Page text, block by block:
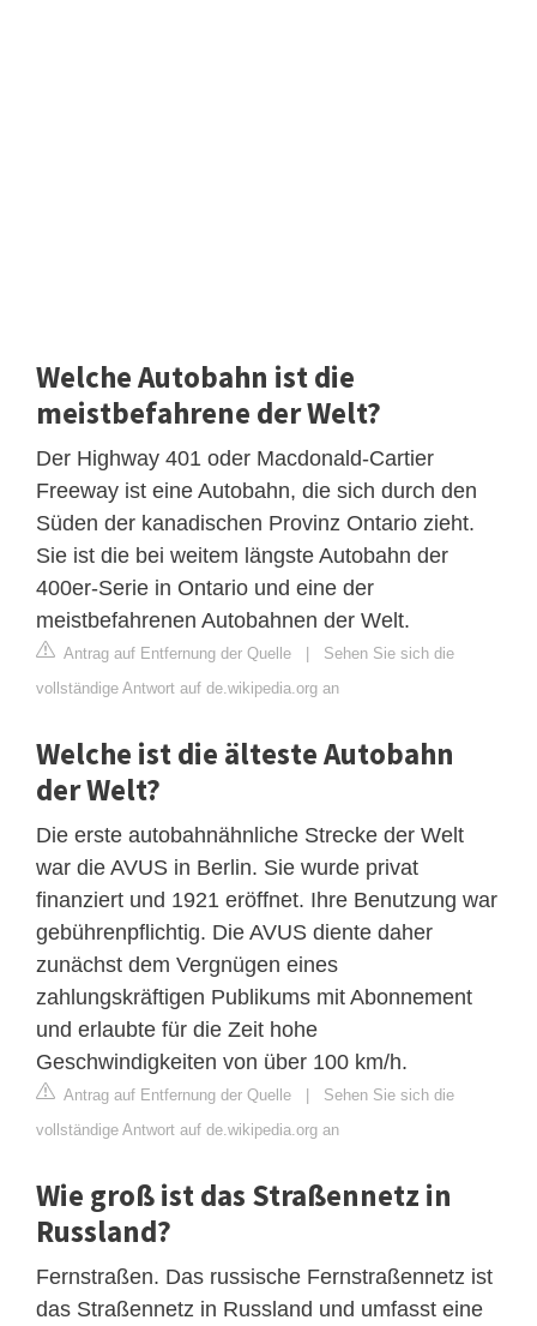
Welche Autobahn ist die
meistbefahrene der Welt?
Der Highway 401 oder Macdonald-Cartier
Freeway ist eine Autobahn, die sich durch den
Süden der kanadischen Provinz Ontario zieht.
Sie ist die bei weitem längste Autobahn der
400er-Serie in Ontario und eine der
meistbefahrenen Autobahnen der Welt.
Antrag auf Entfernung der Quelle | Sehen Sie sich die
vollständige Antwort auf de.wikipedia.org an
Welche ist die älteste Autobahn
der Welt?
Die erste autobahnähnliche Strecke der Welt
war die AVUS in Berlin. Sie wurde privat
finanziert und 1921 eröffnet. Ihre Benutzung war
gebührenpflichtig. Die AVUS diente daher
zunächst dem Vergnügen eines
zahlungskräftigen Publikums mit Abonnement
und erlaubte für die Zeit hohe
Geschwindigkeiten von über 100 km/h.
Antrag auf Entfernung der Quelle | Sehen Sie sich die
vollständige Antwort auf de.wikipedia.org an
Wie groß ist das Straßennetz in
Russland?
Fernstraßen. Das russische Fernstraßennetz ist
das Straßennetz in Russland und umfasst eine